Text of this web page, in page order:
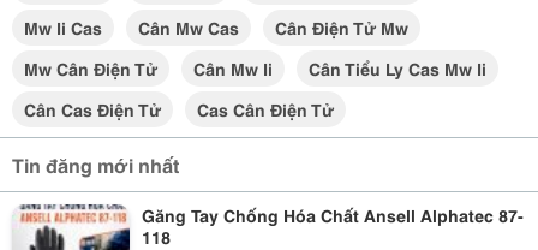
Mw Ii Cas
Cân Mw Cas
Cân Điện Tử Mw
Mw Cân Điện Tử
Cân Mw Ii
Cân Tiểu Ly Cas Mw Ii
Cân Cas Điện Tử
Cas Cân Điện Tử
Tin đăng mới nhất
Găng Tay Chống Hóa Chất Ansell Alphatec 87-
118